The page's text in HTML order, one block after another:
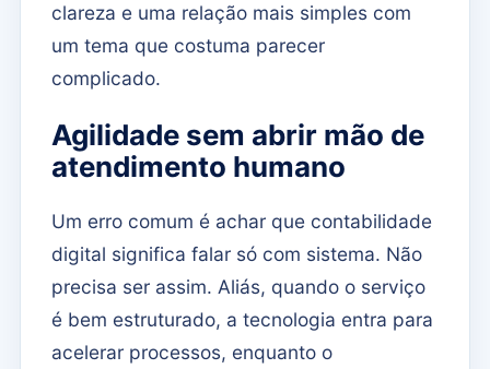
clareza e uma relação mais simples com
um tema que costuma parecer
complicado.
Agilidade sem abrir mão de
atendimento humano
Um erro comum é achar que contabilidade
digital significa falar só com sistema. Não
precisa ser assim. Aliás, quando o serviço
é bem estruturado, a tecnologia entra para
acelerar processos, enquanto o